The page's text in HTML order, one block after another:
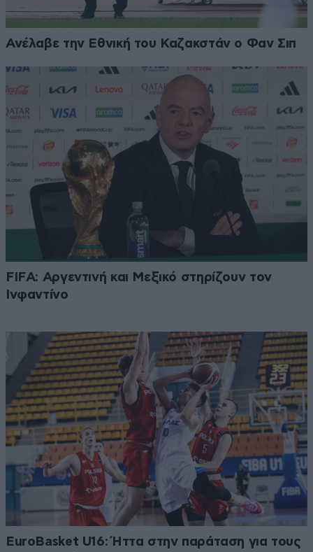
Ανέλαβε την Εθνική του Καζακστάν ο Φαν Σιπ
FIFA: Αργεντινή και Μεξικό στηρίζουν τον
Ινφαντίνο
EuroBasket U16: Ήττα στην παράταση για τους